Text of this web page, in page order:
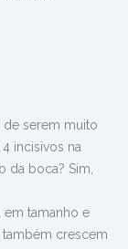
de serem muito
incisivos na
da boca? Sim,
em tamanho e
crescem